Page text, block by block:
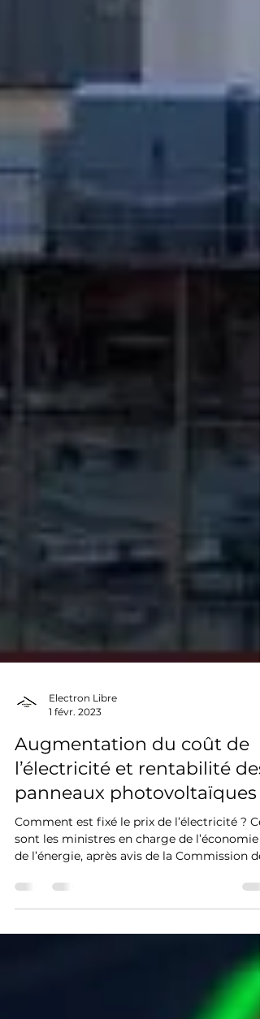
Electron Libre
1 févr. 2023
Augmentation du coût de
l’électricité et rentabilité des
panneaux photovoltaïques
Comment est fixé le prix de l’électricité ? Ce